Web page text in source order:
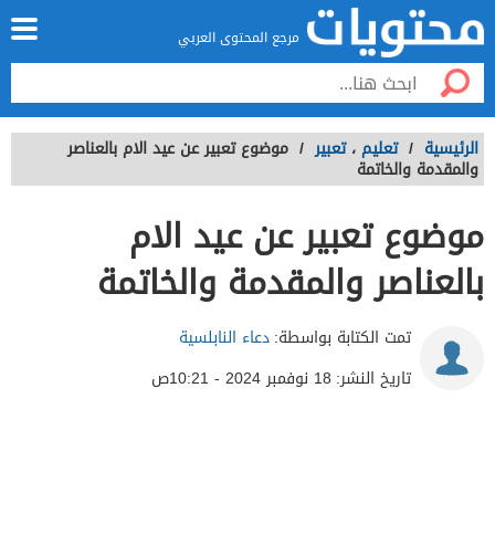
مرجع المحتوى العربي
الرئيسية / تعليم ، تعبير / موضوع تعبير عن عيد الام بالعناصر
والمقدمة والخاتمة
موضوع تعبير عن عيد الام
بالعناصر والمقدمة والخاتمة
تمت الكتابة بواسطة:دعاء النابلسية
تاريخ النشر: 18 نوفمبر 2024 - 10:21ص